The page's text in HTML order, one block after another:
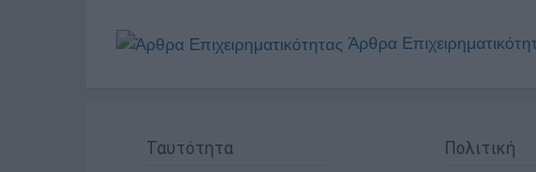
Άρθρα
Ταυτότητα Πολιτική